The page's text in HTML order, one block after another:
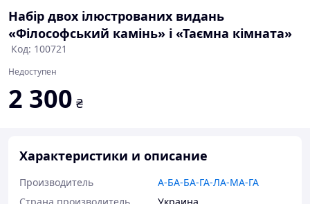
Набір двох ілюстрованих видань
«Філософський камінь» і «Таємна кімната»
Код: 100721
Недоступен
2 300 ₴
Характеристики и описание
Производитель
А-БА-БА-ГА-ЛА-МА-ГА